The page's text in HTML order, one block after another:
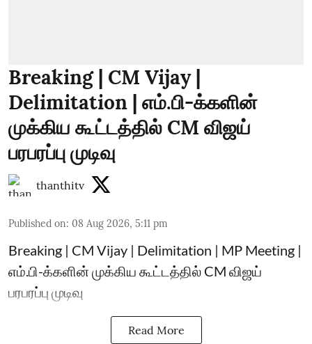
Breaking | CM Vijay |
Delimitation | எம்.பி-க்களின்
முக்கிய கூட்டத்தில் CM விஜய்
பரபரப்பு முடிவு
thanthitv
Published on: 08 Aug 2026, 5:11 pm
Breaking | CM Vijay | Delimitation | MP Meeting |
எம்.பி-க்களின் முக்கிய கூட்டத்தில் CM விஜய்
பரபரப்பு முடிவு
Read More